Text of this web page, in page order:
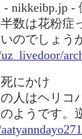
nikkeibp.jp -
数は花粉症
のでしょう
にかけ
人はヘリコ
ようです。